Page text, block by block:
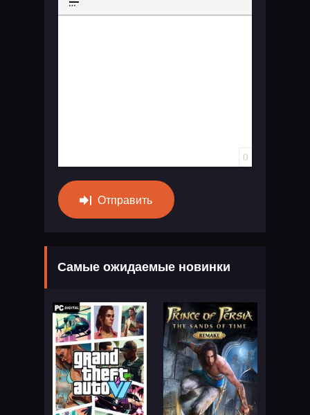
Вставка спойлера
0
Отправить
Самые ожидаемые новинки